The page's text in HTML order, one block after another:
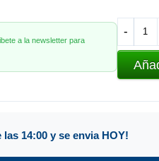
a la newsletter para
-
14:00 y se envia HOY!